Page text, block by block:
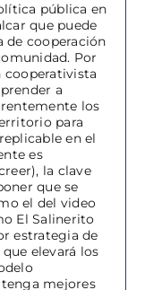
pública en
que puede
de cooperación
Por
cooperativista
a
los
para
en el
es
la clave
que se
el del video
El Salinerito
estrategia de
elevará los
mejores